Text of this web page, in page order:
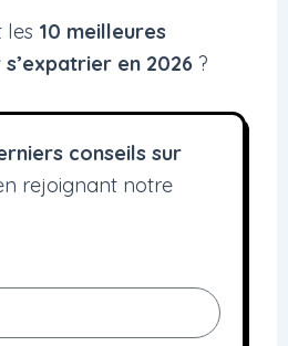
les 10 meilleures
en 2026 ?
conseils sur
rejoignant notre